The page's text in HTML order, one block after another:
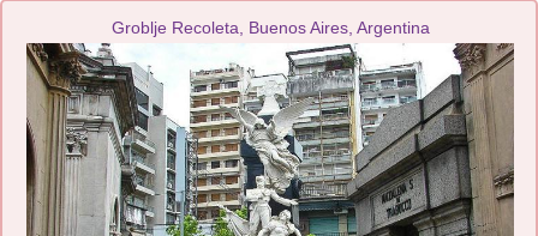
Groblje Recoleta, Buenos Aires, Argentina